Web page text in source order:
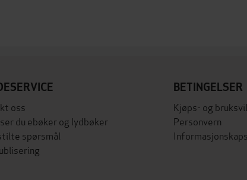
oss
du ebøker og lydbøker
spørsmål
BETINGELSER
Kjøps- og
Personvern